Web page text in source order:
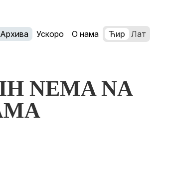
Архива Ускоро О нама Ћир Лат
NEMA NA